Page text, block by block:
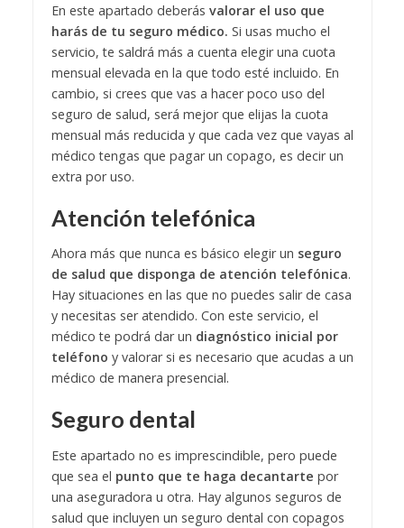
En este apartado deberás valorar el uso que
harás de tu seguro médico. Si usas mucho el
servicio, te saldrá más a cuenta elegir una cuota
mensual elevada en la que todo esté incluido. En
cambio, si crees que vas a hacer poco uso del
seguro de salud, será mejor que elijas la cuota
mensual más reducida y que cada vez que vayas al
médico tengas que pagar un copago, es decir un
extra por uso.
Atención telefónica
Ahora más que nunca es básico elegir un seguro
de salud que disponga de atención telefónica.
Hay situaciones en las que no puedes salir de casa
y necesitas ser atendido. Con este servicio, el
médico te podrá dar un diagnóstico inicial por
teléfono y valorar si es necesario que acudas a un
médico de manera presencial.
Seguro dental
Este apartado no es imprescindible, pero puede
que sea el punto que te haga decantarte por
una aseguradora u otra. Hay algunos seguros de
salud que incluyen un seguro dental con copagos